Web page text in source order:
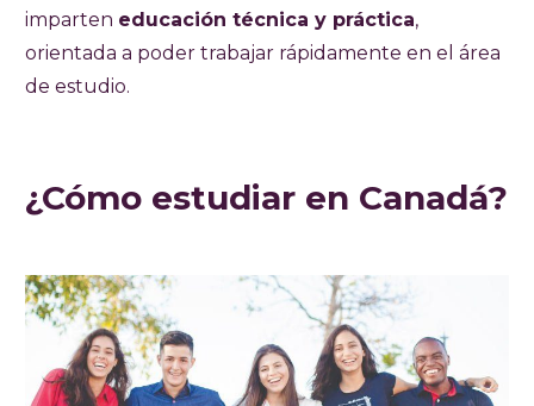
imparten educación técnica y práctica,
orientada a poder trabajar rápidamente en el área
de estudio.
¿Cómo estudiar en Canadá?